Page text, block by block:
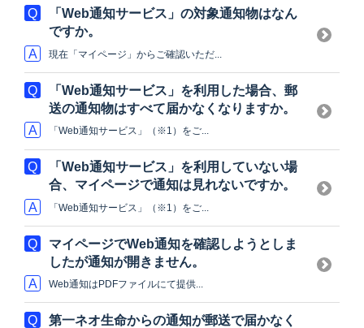
「Web通知サービス」の対象通知物はなん
ですか。
現在「マイページ」からご確認いただ...
「Web通知サービス」を利用した場合、郵
送の通知物はすべて届かなくなりますか。
「Web通知サービス」（※1）をご...
「Web通知サービス」を利用していない場
合、マイページで通知は見れないですか。
「Web通知サービス」（※1）をご...
マイページでWeb通知を確認しようとしま
したが通知が開きません。
Web通知はPDFファイルにて提供...
第一ネオ生命からの通知が郵送で届かなく